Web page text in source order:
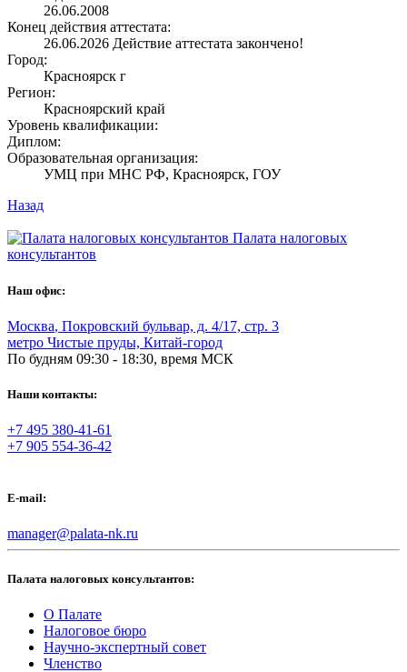
26.06.2008
Конец действия аттестата:
26.06.2026 Действие аттестата закончено!
Город:
Красноярск г
Регион:
Красноярский край
Уровень квалификации:
Диплом:
Образовательная организация:
УМЦ при МНС РФ, Красноярск, ГОУ
Назад
Палата налоговых
консультантов
Наш офис:
Москва, Покровский бульвар, д. 4/17, стр. 3
метро Чистые пруды, Китай-город
По будням 09:30 - 18:30, время МСК
Наши контакты:
+7 495 380-41-61
+7 905 554-36-42
E-mail:
manager@palata-nk.ru
Палата налоговых консультантов:
О Палате
Налоговое бюро
Научно-экспертный совет
Членство